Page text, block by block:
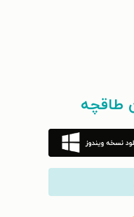
طاقچه